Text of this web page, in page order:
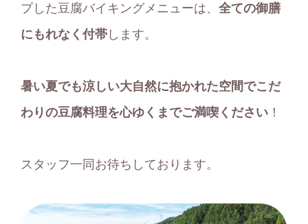
プした豆腐バイキングメニューは、 全ての御膳
にもれなく付帯します。
暑い夏でも涼しい大自然に抱かれた空間でこだ
わりの豆腐料理を心ゆくまでご満喫ください！
スタッフ一同お待ちしております。